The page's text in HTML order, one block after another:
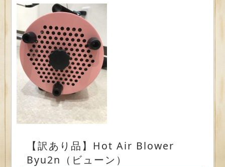
【訳あり品】Hot Air Blower
Byu2n（ビューン）